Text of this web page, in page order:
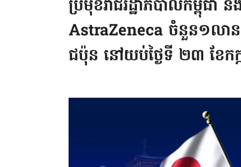
ប្រមុខរាជរដ្ឋាភិបាលកម្ពុជ
AstraZeneca ចំនួន១លា
ជប៉ុន នៅយប់ថ្ងៃទី ២៣ ខែកក្